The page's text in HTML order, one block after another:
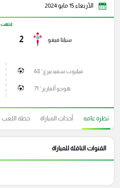
الأربعاء 15 مايو 2024
سيلتا فيغو 2
انتهت
فيليوت سفيدبيرغ ' 68
هوجو ألفاريز ' 71
نظره عامه أحداث المباراة خطة اللعب
القنوات الناقلة للمباراة